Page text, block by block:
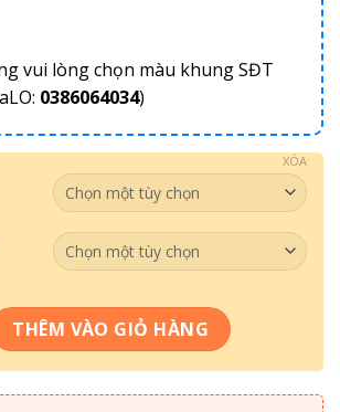
vui lòng chọn màu khung SĐT
0386064034)
XÓA
Phật Giáo Mã 040 số lượng
THÊM VÀO GIỎ HÀNG